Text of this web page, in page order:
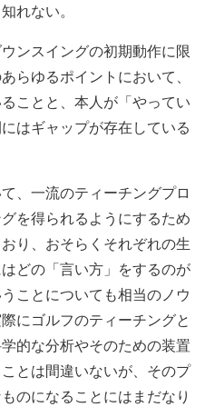
れない。
ンスイングの初期動作に限
らゆるポイントにおいて、
ことと、本人が「やってい
はギャップが存在している
、一流のティーチングプロ
を得られるようにするため
り、おそらくそれぞれの生
どの「言い方」をするのが
ことについても相当のノウ
にゴルフのティーチングと
的な分析やそのための装置
とは間違いないが、そのプ
のになることにはまだなり